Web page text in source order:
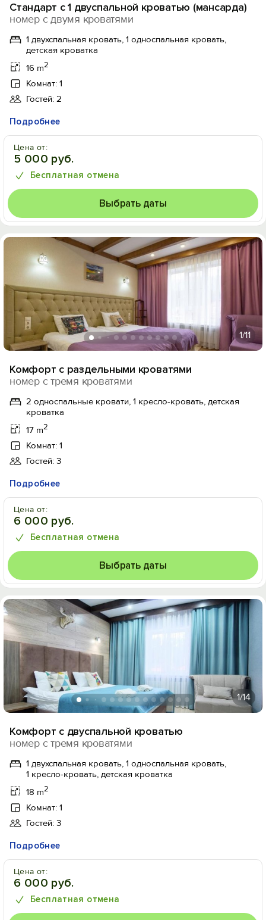
Стандарт с 1 двуспальной кроватью (мансарда)
номер с двумя кроватями
1 двухспальная кровать, 1 односпальная кровать,
детская кроватка
16 m2
Комнат: 1
Гостей: 2
Подробнее
Цена от:
5 000 руб.
Бесплатная отмена
Выбрать даты
1/11
Комфорт с раздельными кроватями
номер с тремя кроватями
2 односпальные кровати, 1 кресло-кровать, детская
кроватка
17 m2
Комнат: 1
Гостей: 3
Подробнее
Цена от:
6 000 руб.
Бесплатная отмена
Выбрать даты
1/14
Комфорт с двуспальной кроватью
номер с тремя кроватями
1 двухспальная кровать, 1 односпальная кровать,
1 кресло-кровать, детская кроватка
18 m2
Комнат: 1
Гостей: 3
Подробнее
Цена от:
6 000 руб.
Бесплатная отмена